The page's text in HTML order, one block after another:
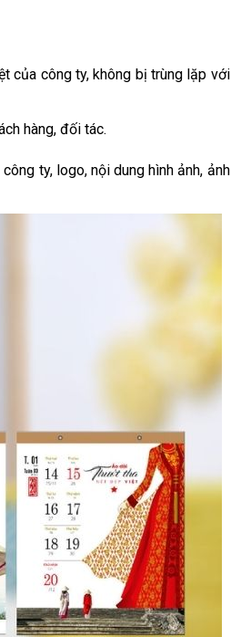
của công ty, không bị trùng lặp với
hàng, đối tác.
ty, logo, nội dung hình ảnh, ảnh